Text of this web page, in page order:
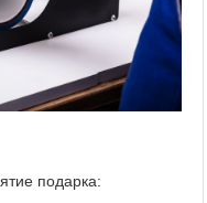
подарка: